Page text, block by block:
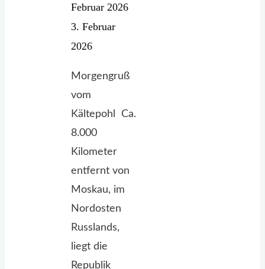
Februar 2026
3. Februar
2026
Morgengruß
vom
Kältepohl Ca.
8.000
Kilometer
entfernt von
Moskau, im
Nordosten
Russlands,
liegt die
Republik